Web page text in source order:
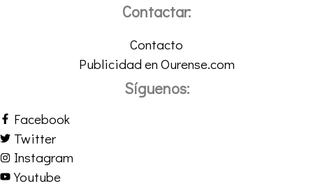
Contactar:
Contacto
Publicidad en Ourense.com
Síguenos:
Facebook
Twitter
Instagram
Youtube